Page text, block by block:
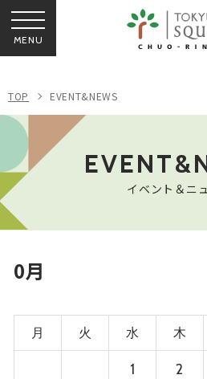
MENU
TOP EVENT&NEWS
イベント＆ニ
0月
月 火 水 木
1 2